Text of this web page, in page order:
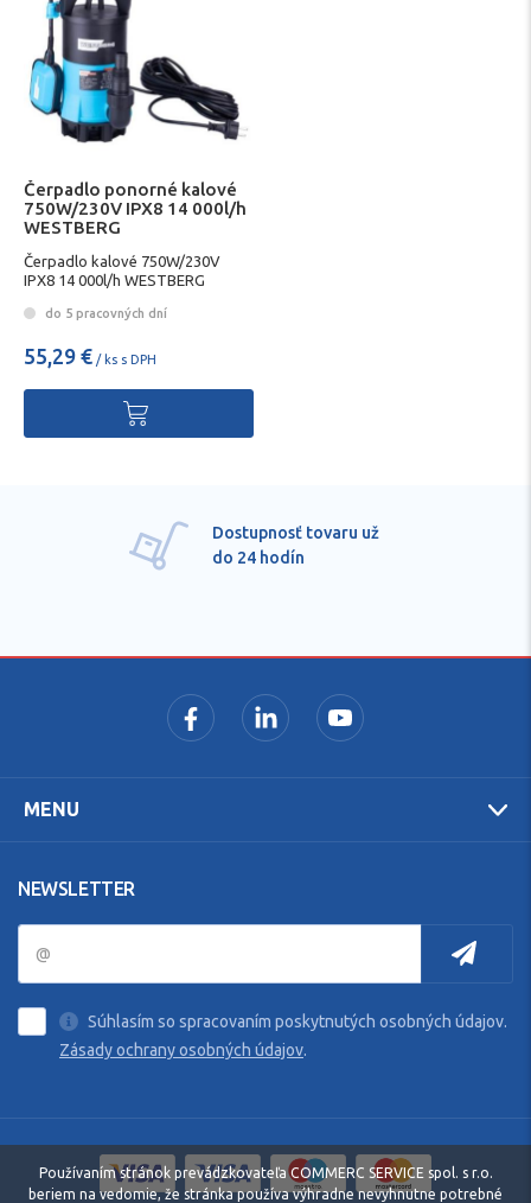
Čerpadlo ponorné kalové
750W/230V IPX8 14 000l/h
WESTBERG
Čerpadlo kalové 750W/230V
IPX8 14 000l/h WESTBERG
do 5 pracovných dní
55,29 € / ks s DPH
Pre každú položku
technické kvalifikované
MENU
NEWSLETTER
Súhlasím so spracovaním poskytnutých osobných údajov.
Zásady ochrany osobných údajov.
Používaním stránok prevádzkovateľa COMMERC SERVICE spol. s r.o.
beriem na vedomie, že stránka používa výhradne nevyhnutne potrebné